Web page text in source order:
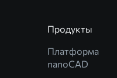
Продукты
Платформа
nanoCAD